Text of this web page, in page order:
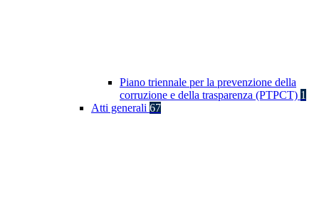
Piano triennale per la prevenzione della
corruzione e della trasparenza (PTPCT) 1
Atti generali 67